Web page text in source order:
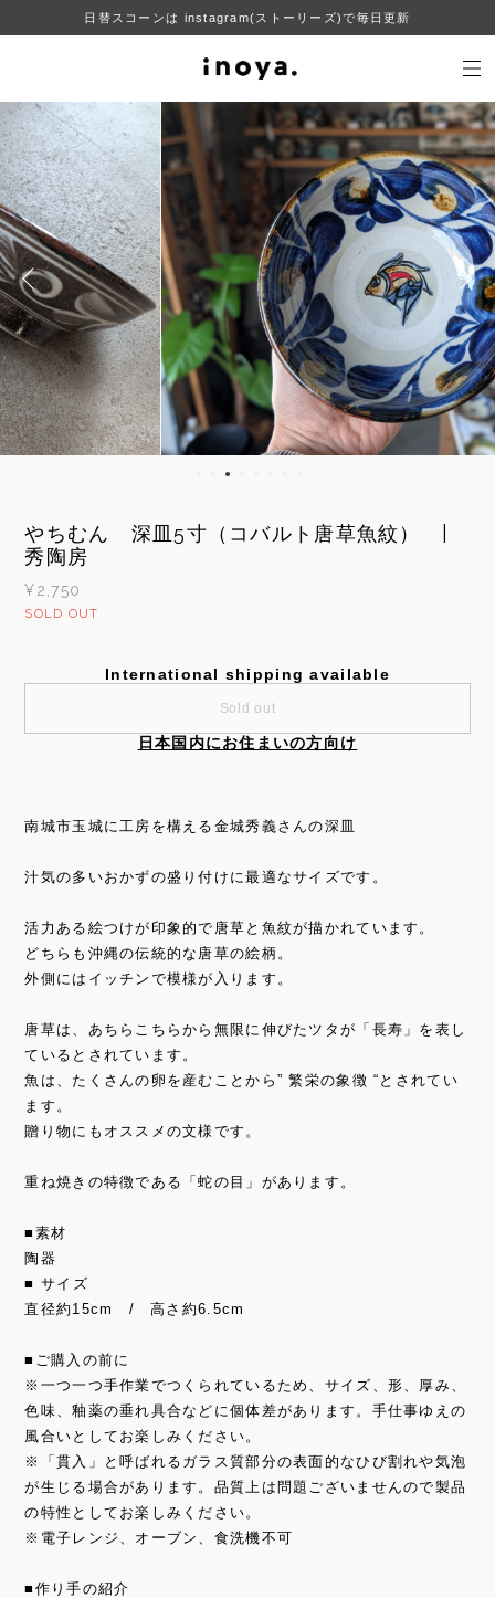
日替スコーンは instagram(ストーリーズ)で毎日更新
やちむん 深皿5寸（コバルト唐草魚紋） |
秀陶房
¥2,750
SOLD OUT
International shipping available
Sold out
日本国内にお住まいの方向け
南城市玉城に工房を構える金城秀義さんの深皿
汁気の多いおかずの盛り付けに最適なサイズです。
活力ある絵つけが印象的で唐草と魚紋が描かれています。
どちらも沖縄の伝統的な唐草の絵柄。
外側にはイッチンで模様が入ります。
唐草は、あちらこちらから無限に伸びたツタが「長寿」を表し
ているとされています。
魚は、たくさんの卵を産むことから” 繁栄の象徴 “とされてい
ます。
贈り物にもオススメの文様です。
重ね焼きの特徴である「蛇の目」があります。
■素材
陶器
■ サイズ
直径約15cm / 高さ約6.5cm
■ご購入の前に
※一つ一つ手作業でつくられているため、サイズ、形、厚み、
色味、釉薬の垂れ具合などに個体差があります。手仕事ゆえの
風合いとしてお楽しみください。
※「貫入」と呼ばれるガラス質部分の表面的なひび割れや気泡
が生じる場合があります。品質上は問題ございませんので製品
の特性としてお楽しみください。
※電子レンジ、オーブン、食洗機不可
■作り手の紹介